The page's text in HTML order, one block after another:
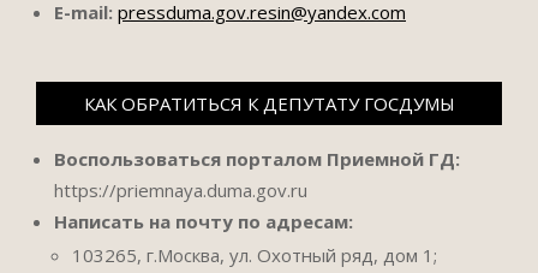
E-mail: pressduma.gov.resin@yandex.com
КАК ОБРАТИТЬСЯ К ДЕПУТАТУ ГОСДУМЫ
Воспользоваться порталом Приемной ГД:
https://priemnaya.duma.gov.ru
Написать на почту по адресам:
103265, г.Москва, ул. Охотный ряд, дом 1;